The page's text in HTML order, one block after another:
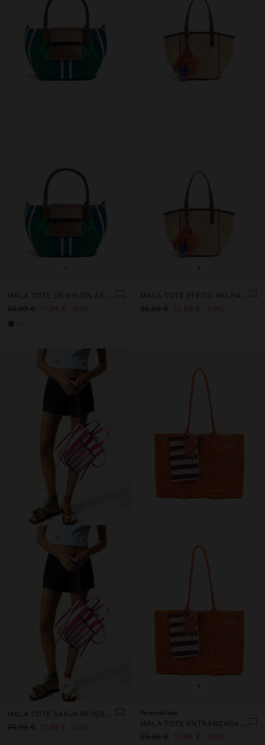
+
25,99 €
17,99 € 31%
+
25,99 €
12,99 € 50%
+
MALA TOTE SARJA REVERSÍVEL ÀS RISCAS
25,99 €
17,99 € 31%
+
Personalized
MALA TOTE ENTRANÇADA EFEITO PALHA
25,99 €
15,99 € 38%